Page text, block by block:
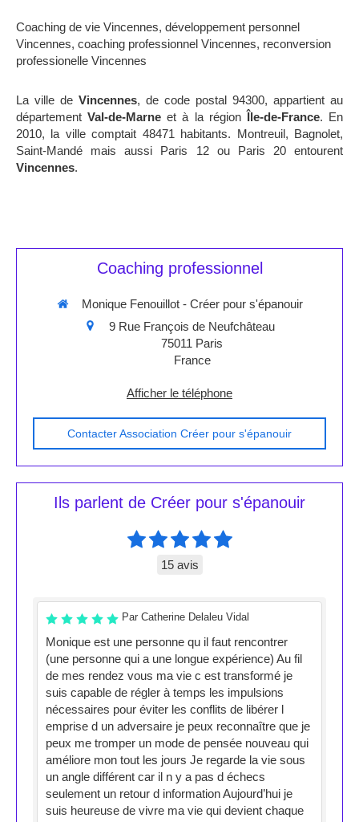
Coaching de vie Vincennes, développement personnel
Vincennes, coaching professionnel Vincennes, reconversion
professionelle Vincennes
La ville de Vincennes, de code postal 94300, appartient au
départementVal-de-Marne et à la région Île-de-France. En
2010, la ville comptait 48471 habitants. Montreuil, Bagnolet,
Saint-Mandé mais aussi Paris 12 ou Paris 20 entourent
Vincennes.
Coaching professionnel
Monique Fenouillot - Créer pour s'épanouir
9 Rue François de Neufchâteau
75011 Paris
France
Afficher le téléphone
Contacter Association Créer pour s'épanouir
Ils parlent de Créer pour s'épanouir
15 avis
Par Catherine Delaleu Vidal
Monique est une personne qu il faut rencontrer
(une personne qui a une longue expérience) Au fil
de mes rendez vous ma vie c est transformé je
suis capable de régler à temps les impulsions
nécessaires pour éviter les conflits de libérer l
emprise d un adversaire je peux reconnaître que je
peux me tromper un mode de pensée nouveau qui
améliore mon tout les jours Je regarde la vie sous
un angle différent car il n y a pas d échecs
seulement un retour d information Aujourd’hui je
suis heureuse de vivre ma vie qui devient chaque